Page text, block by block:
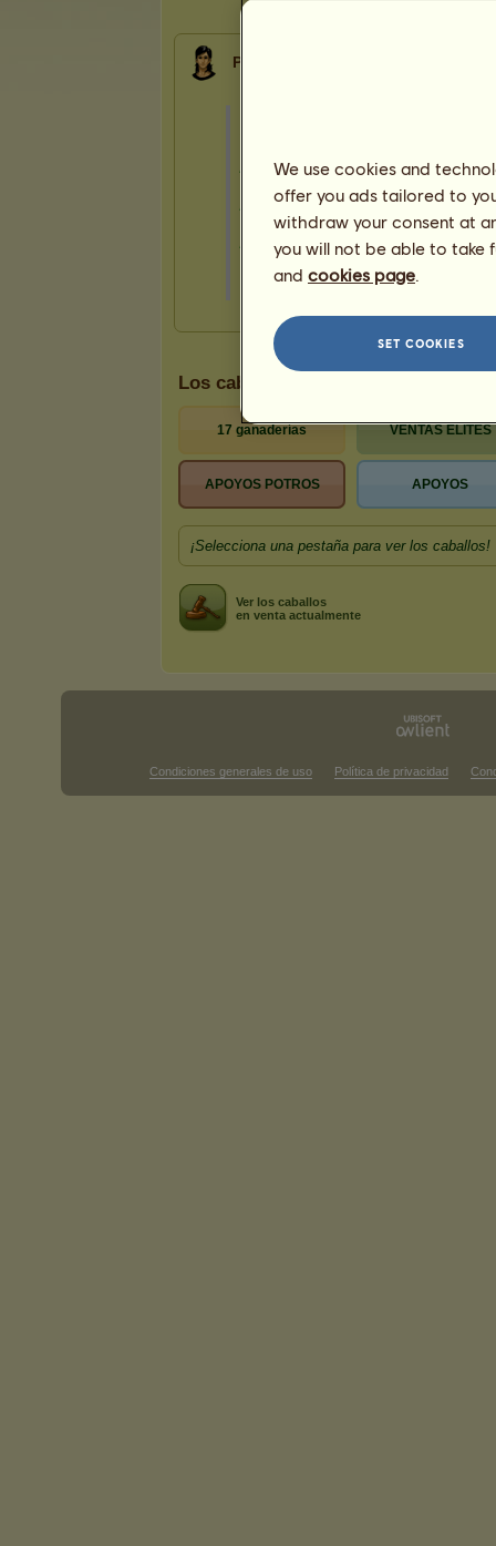
Presentación
Los caballos pertenecientes a alexb
17 ganaderías VENTAS ELITES
APOYOS POTROS APOYOS
¡Selecciona una pestaña para ver los caballos!
Ver los caballos
en venta actualmente
Condiciones generales de uso Política de privacidad
We use cookies and
offer you ads tailored to
withdraw your consent at
you will not be able to take
and cookies page
SET COOKIES